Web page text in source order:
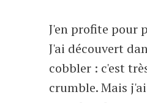
J'en profite pour
J'ai découvert
cobbler : c'est
crumble. Mais